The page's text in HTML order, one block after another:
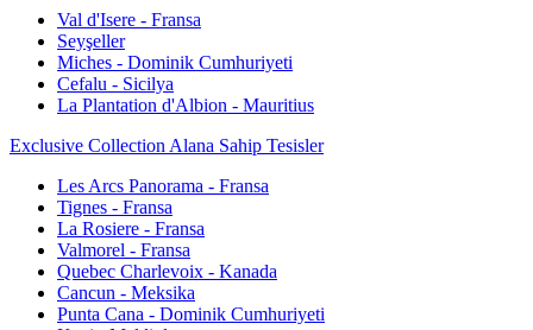
Val d'Isere - Fransa
Seyşeller
Miches - Dominik Cumhuriyeti
Cefalu - Sicilya
La Plantation d'Albion - Mauritius
Exclusive Collection Alana Sahip Tesisler
Les Arcs Panorama - Fransa
Tignes - Fransa
La Rosiere - Fransa
Valmorel - Fransa
Quebec Charlevoix - Kanada
Cancun - Meksika
Punta Cana - Dominik Cumhuriyeti